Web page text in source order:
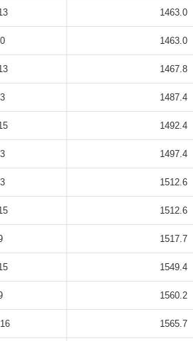
1463.0
1463.0
1467.8
1487.4
1492.4
1497.4
1512.6
1512.6
1517.7
1549.4
1560.2
1565.7